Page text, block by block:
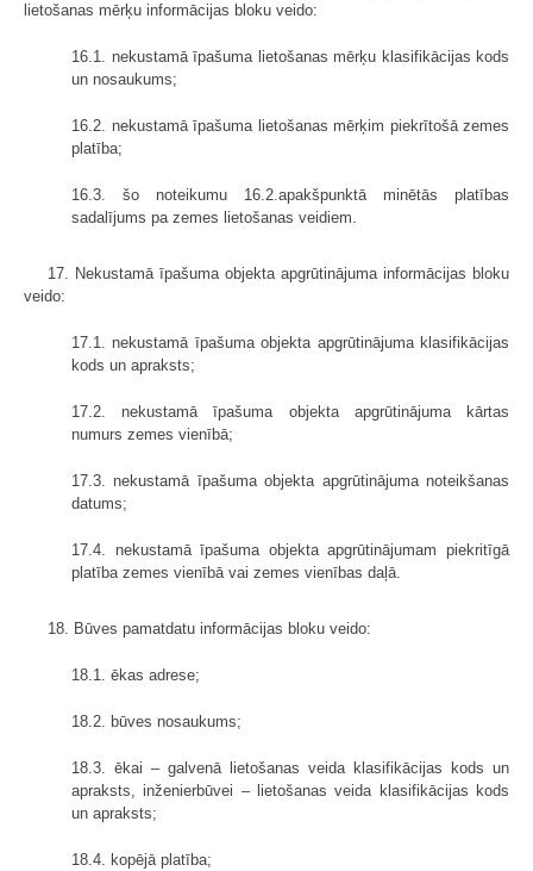
lietošanas mērķu informācijas bloku veido:
16.1. nekustamā īpašuma lietošanas mērķu klasifikācijas kods
un nosaukums;
16.2. nekustamā īpašuma lietošanas mērķim piekrītošā zemes
platība;
16.3. šo noteikumu 16.2.apakšpunktā minētās platības
sadalījums pa zemes lietošanas veidiem.
17. Nekustamā īpašuma objekta apgrūtinājuma informācijas bloku
veido:
17.1. nekustamā īpašuma objekta apgrūtinājuma klasifikācijas
kods un apraksts;
17.2. nekustamā īpašuma objekta apgrūtinājuma kārtas
numurs zemes vienībā;
17.3. nekustamā īpašuma objekta apgrūtinājuma noteikšanas
datums;
17.4. nekustamā īpašuma objekta apgrūtinājumam piekritīgā
platība zemes vienībā vai zemes vienības daļā.
18. Būves pamatdatu informācijas bloku veido:
18.1. ēkas adrese;
18.2. būves nosaukums;
18.3. ēkai – galvenā lietošanas veida klasifikācijas kods un
apraksts, inženierbūvei – lietošanas veida klasifikācijas kods
un apraksts;
18.4. kopējā platība;